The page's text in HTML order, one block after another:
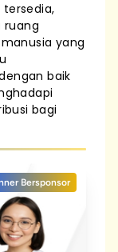
ruang
yang
baik
bagi
Bersponsor